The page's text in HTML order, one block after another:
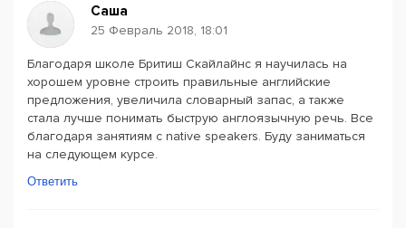
Саша
25 Февраль 2018, 18:01
Благодаря школе Бритиш Скайлайнс я научилась на
хорошем уровне строить правильные английские
предложения, увеличила словарный запас, а также
стала лучше понимать быструю англоязычную речь. Все
благодаря занятиям с native speakers. Буду заниматься
на следующем курсе.
Ответить